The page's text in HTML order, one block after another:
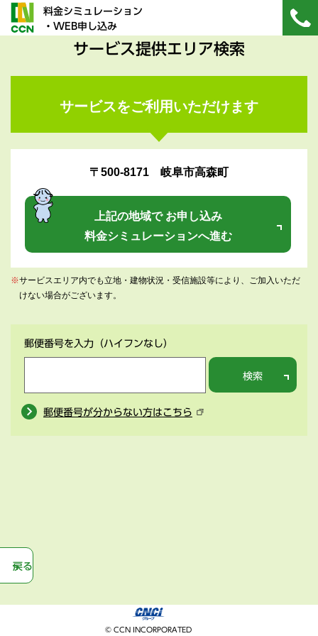
料金シミュレーション
・WEB申し込み
サービス提供エリア検索
サービスをご利用いただけます
〒500-8171 岐阜市高森町
上記の地域で お申し込み
料金シミュレーションへ進む
※サービスエリア内でも立地・建物状況・受信施設等により、ご加入いただ
けない場合がございます。
郵便番号を入力 （ハイフンなし）
検索
郵便番号が分からない方はこちら
戻る
© CCN INCORPORATED